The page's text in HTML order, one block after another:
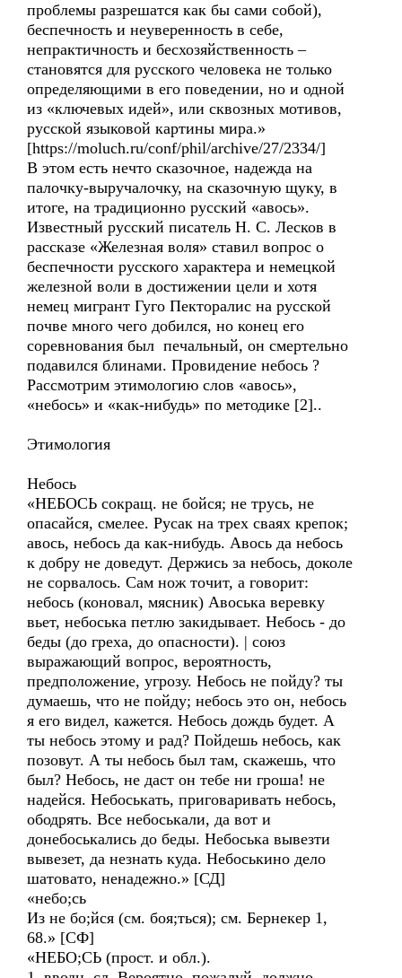
проблемы разрешатся как бы сами собой),
беспечность и неуверенность в себе,
непрактичность и бесхозяйственность –
становятся для русского человека не только
определяющими в его поведении, но и одной
из «ключевых идей», или сквозных мотивов,
русской языковой картины мира.»
[https://moluch.ru/conf/phil/archive/27/2334/]
В этом есть нечто сказочное, надежда на
палочку-выручалочку, на сказочную щуку, в
итоге, на традиционно русский «авось».
Известный русский писатель Н. С. Лесков в
рассказе «Железная воля» ставил вопрос о
беспечности русского характера и немецкой
железной воли в достижении цели и хотя
немец мигрант Гуго Пекторалис на русской
почве много чего добился, но конец его
соревнования был печальный, он смертельно
подавился блинами. Провидение небось ?
Рассмотрим этимологию слов «авось»,
«небось» и «как-нибудь» по методике [2]..
Этимология
Небось
«НЕБОСЬ сокращ. не бойся; не трусь, не
опасайся, смелее. Русак на трех сваях крепок;
авось, небось да как-нибудь. Авось да небось
к добру не доведут. Держись за небось, доколе
не сорвалось. Сам нож точит, а говорит:
небось (коновал, мясник) Авоська веревку
вьет, небоська петлю закидывает. Небось - до
беды (до греха, до опасности). | союз
выражающий вопрос, вероятность,
предположение, угрозу. Небось не пойду? ты
думаешь, что не пойду; небось это он, небось
я его видел, кажется. Небось дождь будет. А
ты небось этому и рад? Пойдешь небось, как
позовут. А ты небось был там, скажешь, что
был? Небось, не даст он тебе ни гроша! не
надейся. Небоськать, приговаривать небось,
ободрять. Все небоськали, да вот и
донебоськались до беды. Небоська вывезти
вывезет, да незнать куда. Небоськино дело
шатовато, ненадежно.» [СД]
«небо;сь
Из не бо;йся (см. боя;ться); см. Бернекер 1,
68.» [СФ]
«НЕБО;СЬ (прост. и обл.).